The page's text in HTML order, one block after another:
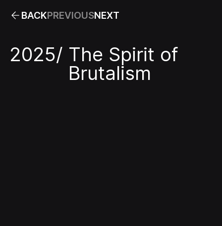
BACKPREVIOUSNEXT
2025/ The Spirit of
Brutalism